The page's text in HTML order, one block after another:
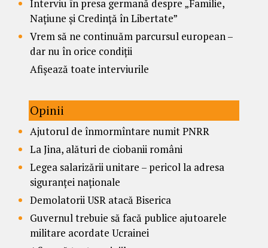
Interviu în presa germană despre „Familie,
Națiune și Credință în Libertate”
Vrem să ne continuăm parcursul european –
dar nu în orice condiții
Afișează toate interviurile
Opinii
Ajutorul de înmormîntare numit PNRR
La Jina, alături de ciobanii români
Legea salarizării unitare – pericol la adresa
siguranței naționale
Demolatorii USR atacă Biserica
Guvernul trebuie să facă publice ajutoarele
militare acordate Ucrainei